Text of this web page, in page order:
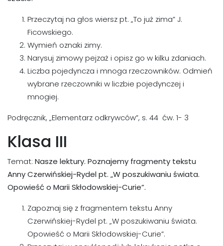
Przeczytaj na głos wiersz pt. „To już zima” J.
Ficowskiego.
Wymień oznaki zimy.
Narysuj zimowy pejzaż i opisz go w kilku zdaniach.
Liczba pojedyncza i mnoga rzeczowników. Odmień
wybrane rzeczowniki w liczbie pojedynczej i
mnogiej.
Podręcznik, „Elementarz odkrywców”, s. 44 ćw. 1- 3
Klasa III
Temat: Nasze lektury. Poznajemy fragmenty tekstu
Anny Czerwińskiej-Rydel pt. „W poszukiwaniu świata.
Opowieść o Marii Skłodowskiej-Curie”.
Zapoznaj się z fragmentem tekstu Anny
Czerwińskiej-Rydel pt. „W poszukiwaniu świata.
Opowieść o Marii Skłodowskiej-Curie”.